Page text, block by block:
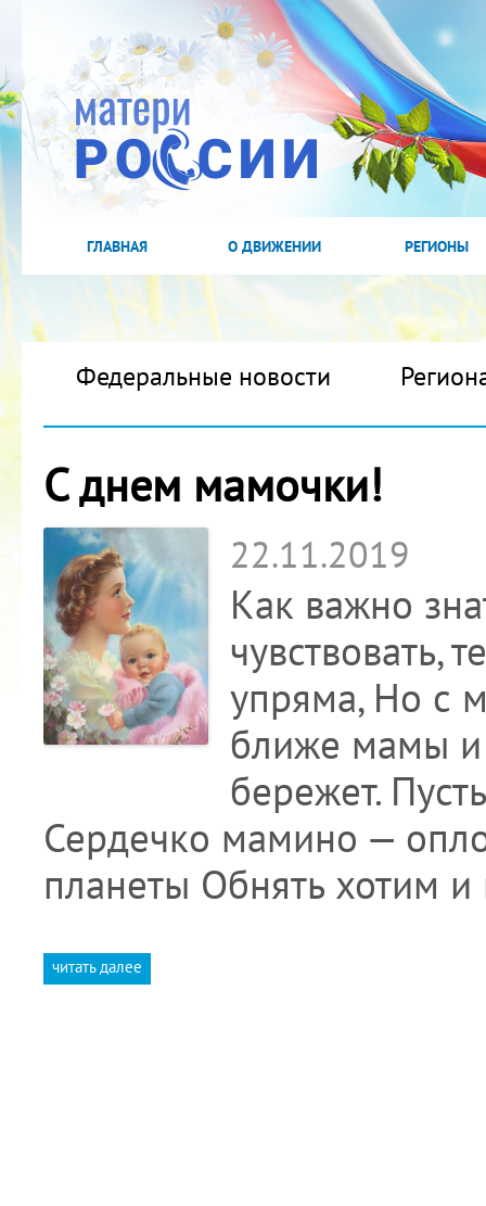
ГЛАВНАЯ О ДВИЖЕНИИ РЕГИОНЫ
Федеральные новости
С днем мамочки!
22.11.2019
Как важно
чувствовать,
упряма, Но с
ближе мамы и
бережет.
Сердечко мамино —
планеты Обнять хотим
читать далее